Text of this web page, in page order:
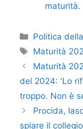
maturità.
Categorie
Politica
Tag
Maturità
Maturità
del 2024: 'Lo
troppo. Non è
Procida,
spiare il